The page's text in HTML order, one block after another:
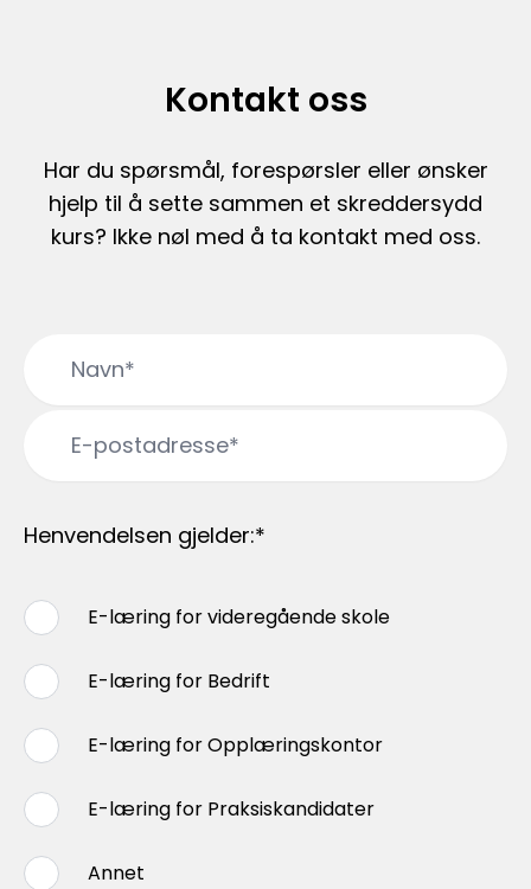
Kontakt oss
Har du spørsmål, forespørsler eller ønsker
hjelp til å sette sammen et skreddersydd
kurs? Ikke nøl med å ta kontakt med oss.
Henvendelsen gjelder:*
E-læring for videregående skole
E-læring for Bedrift
E-læring for Opplæringskontor
E-læring for Praksiskandidater
Annet